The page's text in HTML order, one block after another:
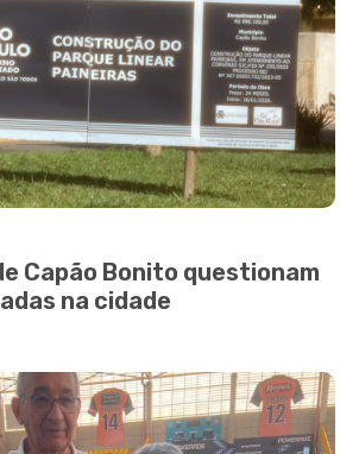
Capão Bonito questionam
na cidade